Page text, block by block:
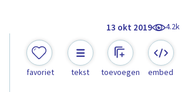
13 okt 2019 4.2k
favoriet tekst toevoegen embed